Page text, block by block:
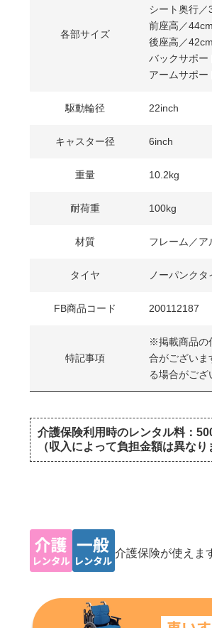
各部サイズ
シート奥行／
前座高／44cm
後座高／42cm
バックサポー
アームサポー
駆動輪径 22inch
キャスター径 6inch
重量 10.2kg
耐荷重 100kg
材質 フレーム／ア
タイヤ ノーパンクタ
FB商品コード 200112187
特記事項
※掲載商品の
合がございま
る場合がござ
介護保険利用時のレンタル料：
（収入によって負担金額は異なり
介護保険が使えま